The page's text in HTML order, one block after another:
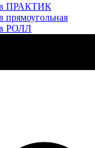
ПРАКТИК
прямоугольная
РОЛЛ